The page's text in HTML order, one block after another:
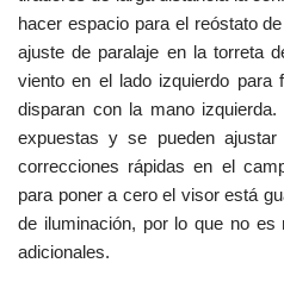
hacer espacio para el reóstato
ajuste de paralaje en la torreta
viento en el lado izquierdo para
disparan con la mano
expuestas y se pueden
correcciones rápidas en el
para poner a cero el visor está
de iluminación, por lo que no es
adicionales.